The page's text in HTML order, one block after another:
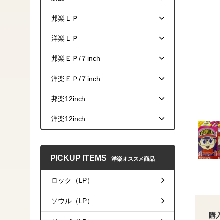
購
邦楽ＬＰ
洋楽ＬＰ
邦楽ＥＰ/７inch
洋楽ＥＰ/７inch
邦楽12inch
洋楽12inch
PICKUP ITEMS 洋楽オススメ商品
ロック（LP）
ソウル（LP）